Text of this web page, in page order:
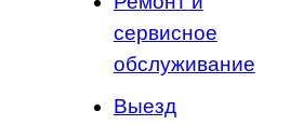
сервисное
обслуживание
Выезд